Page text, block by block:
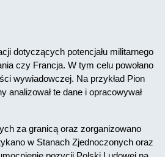
dotyczących potencjału militarnego
czy Francja. W tym celu powołano
wywiadowczej. Na przykład Pion
te dane i opracowywał
za granicą oraz zorganizowano
w Stanach Zjednoczonych oraz